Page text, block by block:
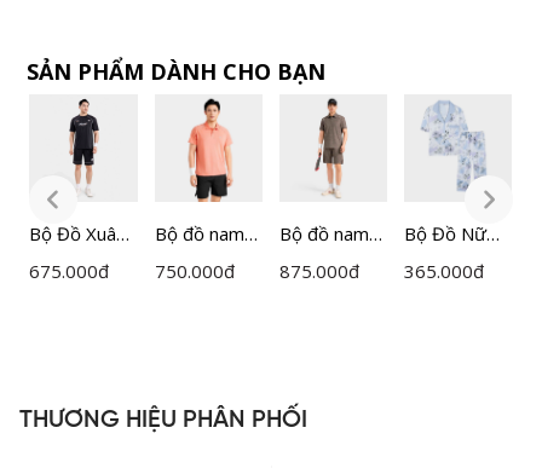
SẢN PHẨM DÀNH CHO BẠN
Bộ Đồ Xuân
Hè
675.000đ
Bộ đồ nam
Insidemen
750.000đ
Bộ đồ nam
Insidemen
875.000đ
Bộ Đồ Nữ
Lamode
365.000đ
THƯƠNG HIỆU PHÂN PHỐI